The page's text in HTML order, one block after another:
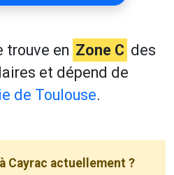
trouve en Zone C des
et dépend de
de Toulouse.
Cayrac actuellement ?